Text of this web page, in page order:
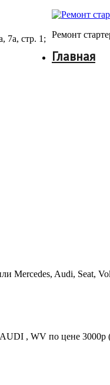
7а, стр. 1; Ремонт
Главная
Mercedes, Audi, Seat,
, WV по цене